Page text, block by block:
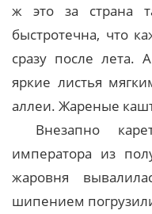
ж это за страна
быстротечна, что
сразу после лета.
яркие листья
аллеи. Жареные
Внезапно
императора из
жаровня
шипением